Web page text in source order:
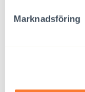
Marknadsföring